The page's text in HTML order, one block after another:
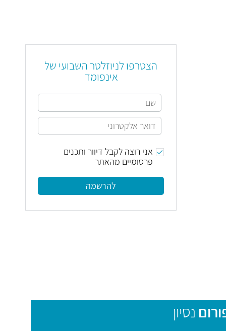
הצטרפו לניוזלטר השבועי של
אינפומד
אני רוצה לקבל דיוור ותכנים
פרסומיים מהאתר
להרשמה
נסיון